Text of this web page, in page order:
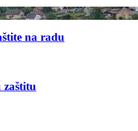
na radu
zaštitu